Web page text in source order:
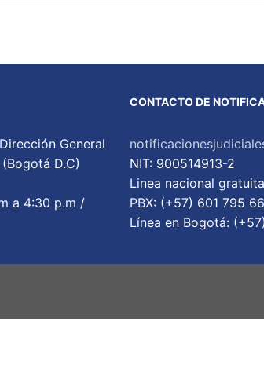
General
D.C)
a 4:30 p.m /
CONTACTO DE
NIT: 900514913-2
Linea nacional
PBX: (+57) 601 795
Lí­nea en Bogotá: